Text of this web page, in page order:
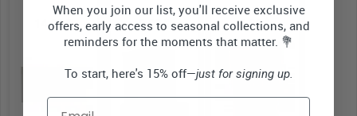
14,99 $ 5,99 $ 9,99 $
When you join our list, you'll receive exclusive
offers, early access to seasonal collections, and
reminders for the moments that matter. 💐
To start, here's 15% off—just for signing up.
Email